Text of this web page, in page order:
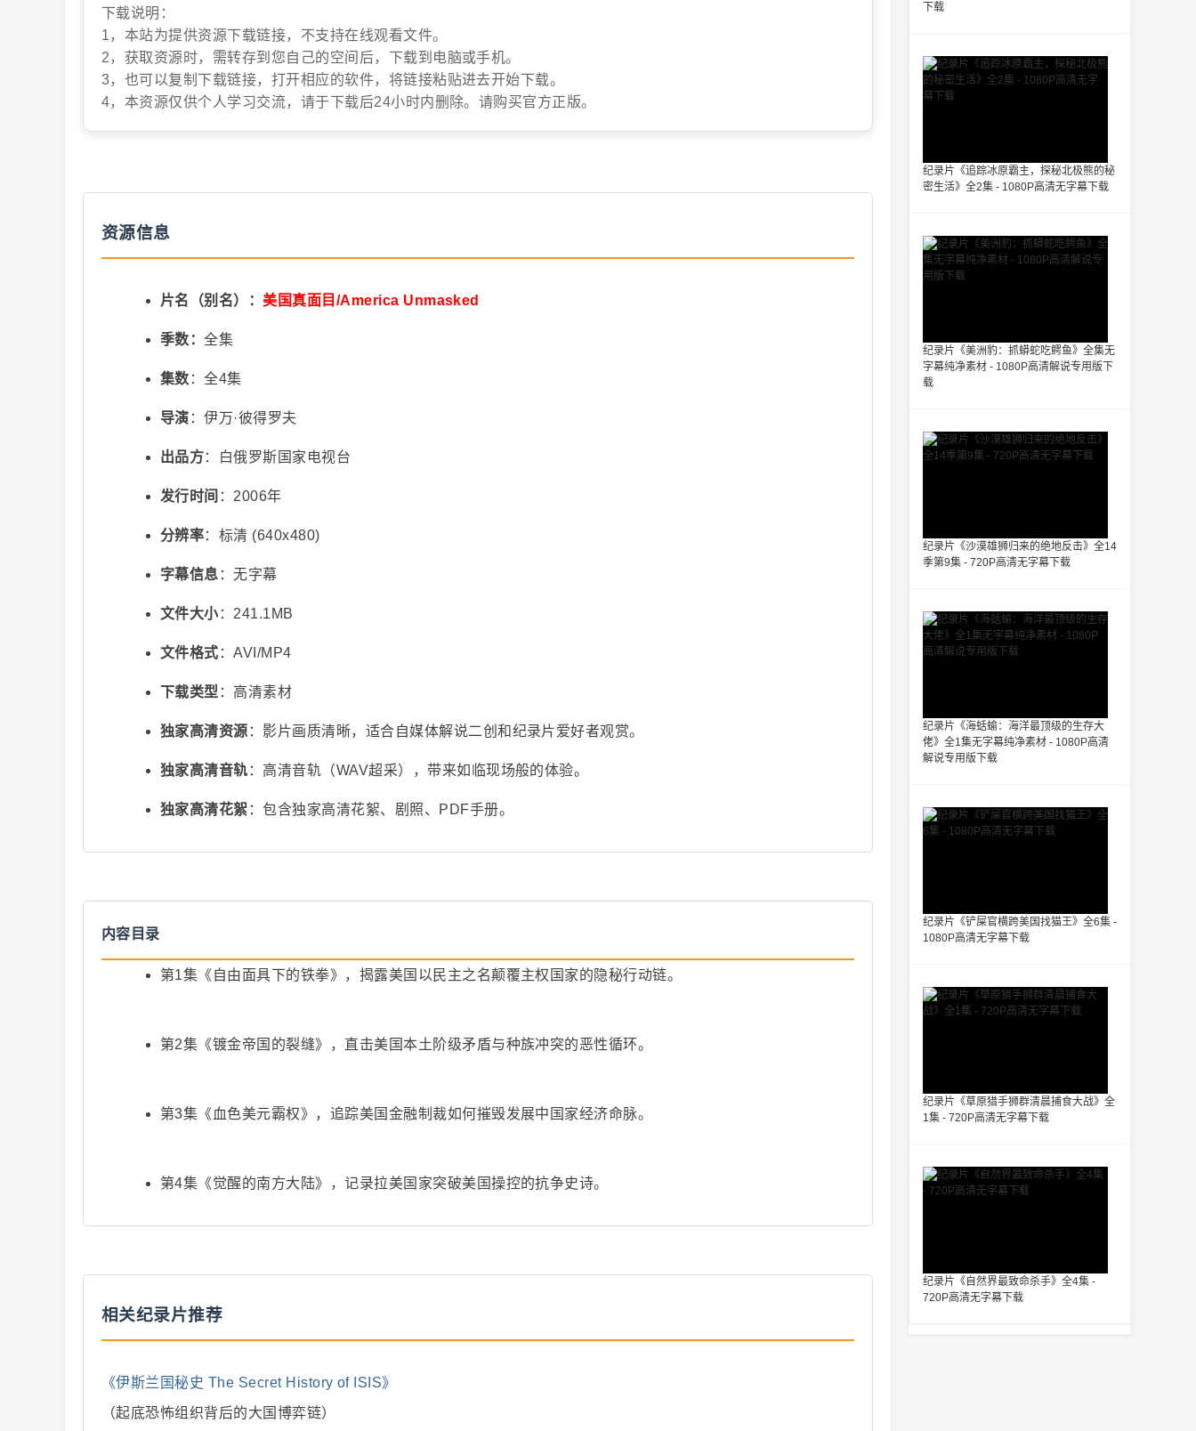
-
音
视
频
款
下载说明：
1，本站为提供资源下载链接，不支持在线观看文件。
2，获取资源时，需转存到您自己的空间后，下载到电脑或手机。
3，也可以复制下载链接，打开相应的软件，将链接粘贴进去开始下载。
4，本资源仅供个人学习交流，请于下载后24小时内删除。请购买官方正版。
资源信息
片名（别名）：美国真面目/America Unmasked
季数：全集
集数 ：全4集
导演 ：伊万·彼得罗夫
出品方：白俄罗斯国家电视台
发行时间 ：2006年
分辨率：标清 (640x480)
字幕信息 ：无字幕
文件大小：241.1MB
文件格式 ：AVI/MP4
下载类型 ：高清素材
独家高清资源 ：影片画质清晰，适合自媒体解说二创和纪录片爱好者观赏。
独家高清音轨 ：高清音轨（WAV超采），带来如临现场般的体验。
独家高清花絮 ：包含独家高清花絮、剧照、PDF手册。
内容目录
第1集《自由面具下的铁拳》，揭露美国以民主之名颠覆主权国家的隐秘行动链。
第2集《镀金帝国的裂缝》，直击美国本土阶级矛盾与种族冲突的恶性循环。
第3集《血色美元霸权》，追踪美国金融制裁如何摧毁发展中国家经济命脉。
第4集《觉醒的南方大陆》，记录拉美国家突破美国操控的抗争史诗。
相关纪录片推荐
《伊斯兰国秘史 The Secret History of ISIS》
（起底恐怖组织背后的大国博弈链）
下载
纪录片《追踪冰原霸主，探秘北极熊的秘
密生活》全2集 - 1080P高清无字幕下载
纪录片《美洲豹：抓蟒蛇吃鳄鱼》全集无
字幕纯净素材 - 1080P高清解说专用版下
载
纪录片《沙漠雄狮归来的绝地反击》全14
季第9集 - 720P高清无字幕下载
纪录片《海蛞蝓：海洋最顶级的生存大
佬》全1集无字幕纯净素材 - 1080P高清
解说专用版下载
纪录片《铲屎官横跨美国找猫王》全6集 -
1080P高清无字幕下载
纪录片《草原猎手狮群清晨捕食大战》全
1集 - 720P高清无字幕下载
纪录片《自然界最致命杀手》全4集 -
720P高清无字幕下载